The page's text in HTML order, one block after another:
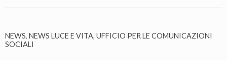
NEWS, NEWS LUCE E VITA, UFFICIO PER LE COMUNICAZIONI
SOCIALI